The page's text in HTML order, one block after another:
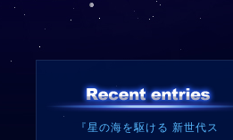
『星の海を駆ける 新世代ス